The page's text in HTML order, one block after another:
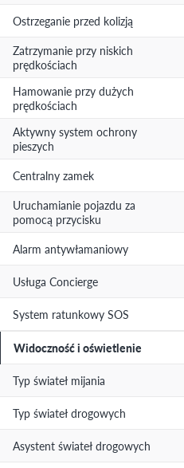
Ostrzeganie przed kolizją
Zatrzymanie przy niskich
prędkościach
Hamowanie przy dużych
prędkościach
Aktywny system ochrony
pieszych
Centralny zamek
Uruchamianie pojazdu za
pomocą przycisku
Alarm antywłamaniowy
Usługa Concierge
System ratunkowy SOS
Widoczność i oświetlenie
Typ świateł mijania
Typ świateł drogowych
Asystent świateł drogowych